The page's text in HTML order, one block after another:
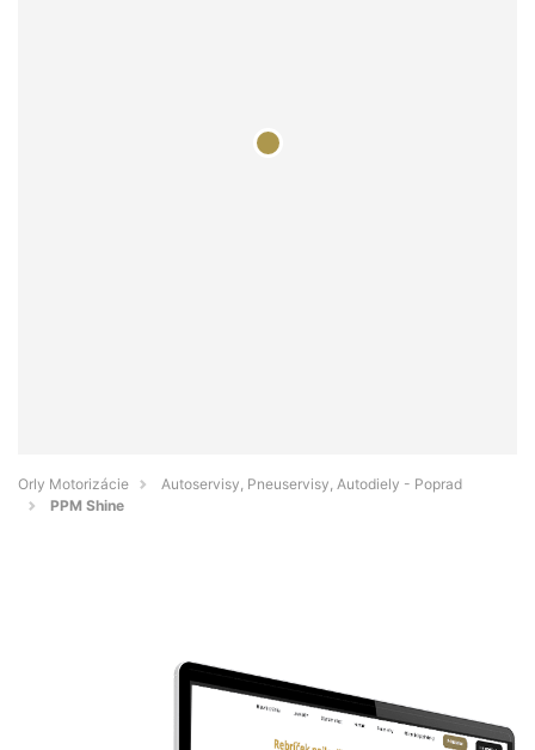
Orly Motorizácie
Autoservisy, Pneuservisy, Autodiely - Poprad
PPM Shine